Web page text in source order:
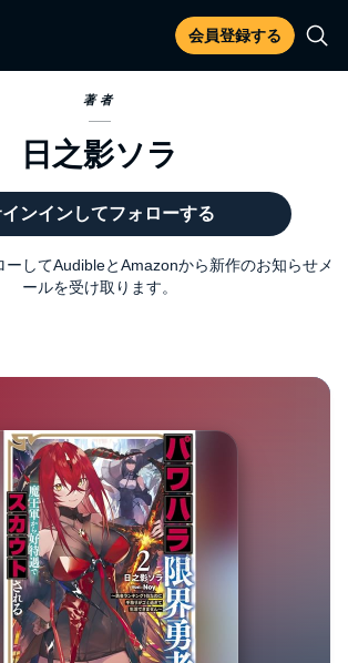
会員登録する
著者
日之影ソラ
ンインしてフォローする
ーしてAudibleとAmazonから新作のお知らせメ
ールを受け取ります。